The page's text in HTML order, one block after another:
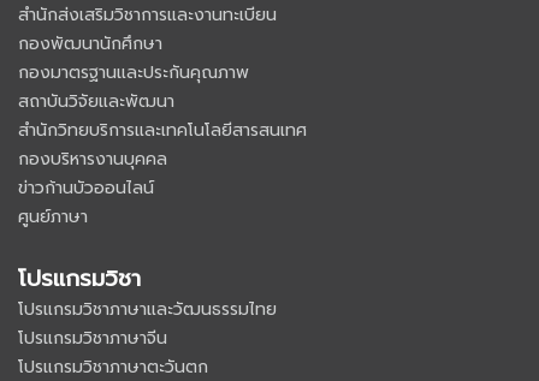
สำนักส่งเสริมวิชาการและงานทะเบียน
กองพัฒนานักศึกษา
กองมาตรฐานและประกันคุณภาพ
สถาบันวิจัยและพัฒนา
สำนักวิทยบริการและเทคโนโลยีสารสนเทศ
กองบริหารงานบุคคล
ข่าวก้านบัวออนไลน์
ศูนย์ภาษา
โปรแกรมวิชา
โปรแกรมวิชาภาษาและวัฒนธรรมไทย
โปรแกรมวิชาภาษาจีน
โปรแกรมวิชาภาษาตะวันตก